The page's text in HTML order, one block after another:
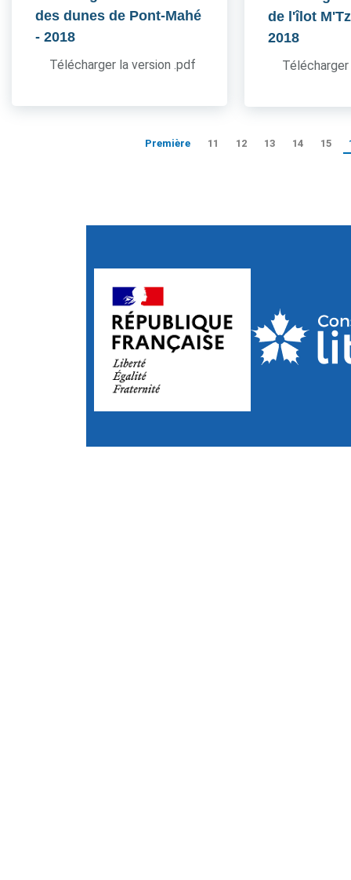
des dunes de Pont-Mahé
- 2018
Télécharger la version .pdf
de l'îlot
2018
Première 11 12 13 14 15